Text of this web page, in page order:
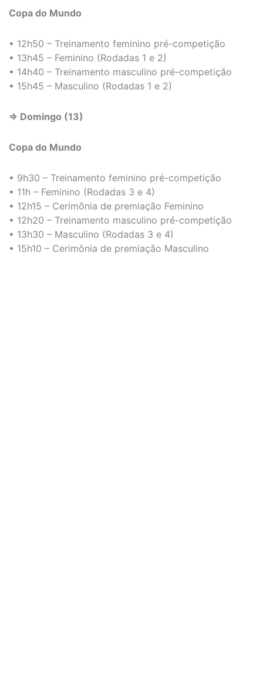
Copa do Mundo
• 12h50 – Treinamento feminino pré-competição
• 13h45 – Feminino (Rodadas 1 e 2)
• 14h40 – Treinamento masculino pré-competição
• 15h45 – Masculino (Rodadas 1 e 2)
⇒ Domingo (13)
Copa do Mundo
• 9h30 – Treinamento feminino pré-competição
• 11h – Feminino (Rodadas 3 e 4)
• 12h15 – Cerimônia de premiação Feminino
• 12h20 – Treinamento masculino pré-competição
• 13h30 – Masculino (Rodadas 3 e 4)
• 15h10 – Cerimônia de premiação Masculino